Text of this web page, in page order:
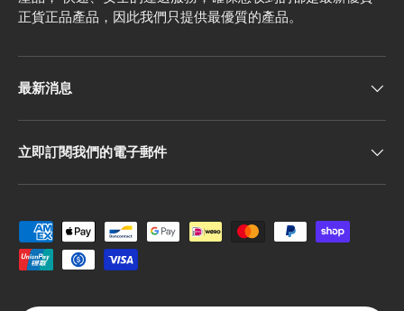
正貨正品產品，因此我們只提供最優質的產品。
最新消息
立即訂閱我們的電子郵件
Payment methods accepted